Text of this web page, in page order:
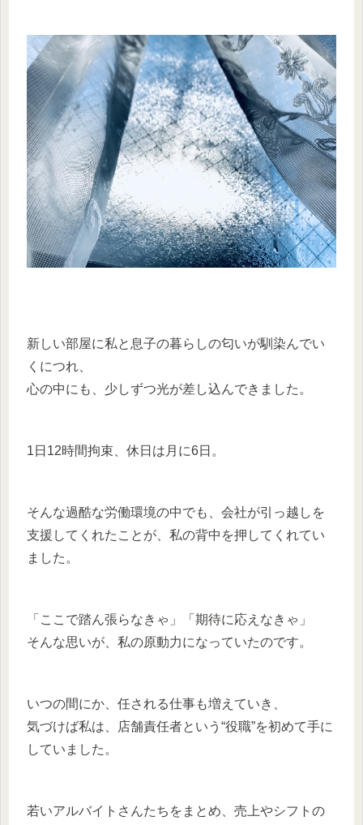
新しい部屋に私と息子の暮らしの匂いが馴染んでい
くにつれ、
心の中にも、少しずつ光が差し込んできました。
1日12時間拘束、休日は月に6日。
そんな過酷な労働環境の中でも、会社が引っ越しを
支援してくれたことが、私の背中を押してくれてい
ました。
「ここで踏ん張らなきゃ」「期待に応えなきゃ」
そんな思いが、私の原動力になっていたのです。
いつの間にか、任される仕事も増えていき、
気づけば私は、店舗責任者という“役職”を初めて手に
していました。
若いアルバイトさんたちをまとめ、売上やシフトの